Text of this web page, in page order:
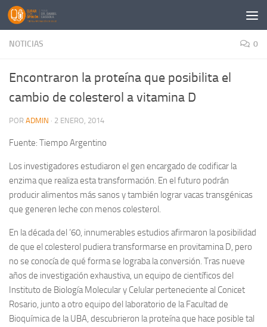
Saltar al contenido
NOTICIAS 0
Encontraron la proteína que posibilita el
cambio de colesterol a vitamina D
POR ADMIN · 2 ENERO, 2014
Fuente: Tiempo Argentino
Los investigadores estudiaron el gen encargado de codificar la
enzima que realiza esta transformación. En el futuro podrán
producir alimentos más sanos y también lograr vacas transgénicas
que generen leche con menos colesterol.
En la década del ’60, innumerables estudios afirmaron la posibilidad
de que el colesterol pudiera transformarse en provitamina D, pero
no se conocía de qué forma se lograba la conversión. Tras nueve
años de investigación exhaustiva, un equipo de científicos del
Instituto de Biología Molecular y Celular perteneciente al Conicet
Rosario, junto a otro equipo del laboratorio de la Facultad de
Bioquímica de la UBA, descubrieron la proteína que hace posible tal